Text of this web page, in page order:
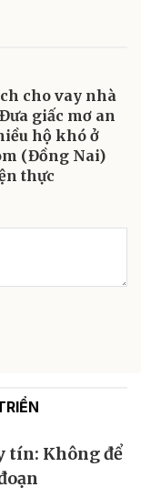
cho vay nhà
giấc mơ an
hộ khó ở
(Đồng Nai)
thực
tín: Không để